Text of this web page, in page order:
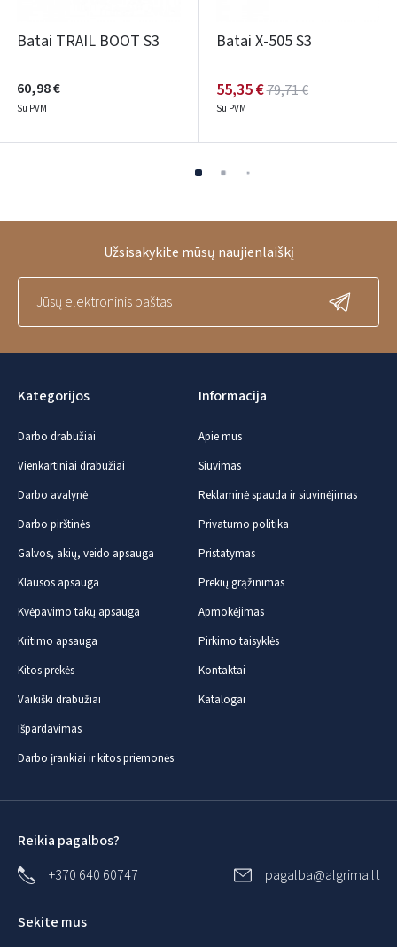
Batai TRAIL BOOT S3
60,98 €
Su PVM
Batai X-505 S3
55,35 €79,71 €
Su PVM
Kategorijos
Darbo drabužiai
Vienkartiniai drabužiai
Darbo avalynė
Darbo pirštinės
Galvos, akių, veido apsauga
Klausos apsauga
Kvėpavimo takų apsauga
Kritimo apsauga
Kitos prekės
Vaikiški drabužiai
Išpardavimas
Darbo įrankiai ir kitos priemonės
Informacija
Apie mus
Siuvimas
Reklaminė spauda ir siuvinėjimas
Privatumo politika
Pristatymas
Prekių grąžinimas
Apmokėjimas
Pirkimo taisyklės
Kontaktai
Katalogai
Užsisakykite mūsų naujienlaiškį
Reikia pagalbos?
+370 640 60747
pagalba@algrima.lt
Sekite mus